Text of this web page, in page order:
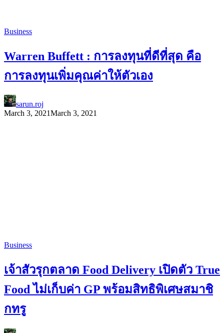
Business
Warren Buffett : การลงทุนที่ดีที่สุด คือ
การลงทุนเพิ่มคุณค่าให้ตัวเอง
sarun.roj
March 3, 2021March 3, 2021
Business
เจ้าสัวรุกตลาด Food Delivery เปิดตัว True
Food ไม่เก็บค่า GP พร้อมสิทธิพิเศษสมาชิ
กทรู